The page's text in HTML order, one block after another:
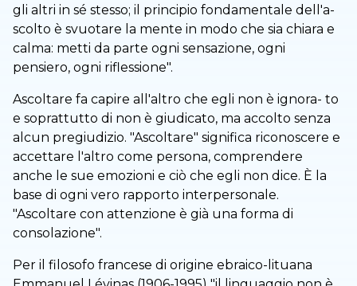
gli altri in sé stesso; il principio fondamentale dell'a-
scolto è svuotare la mente in modo che sia chiara e
calma: metti da parte ogni sensazione, ogni
pensiero, ogni riflessione".
Ascoltare fa capire all'altro che egli non è ignora- to
e soprattutto di non è giudicato, ma accolto senza
alcun pregiudizio. "Ascoltare" significa riconoscere e
accettare l'altro come persona, comprendere
anche le sue emozioni e ciò che egli non dice. È la
base di ogni vero rapporto interpersonale.
"Ascoltare con attenzione è già una forma di
consolazione".
Per il filosofo francese di origine ebraico-lituana